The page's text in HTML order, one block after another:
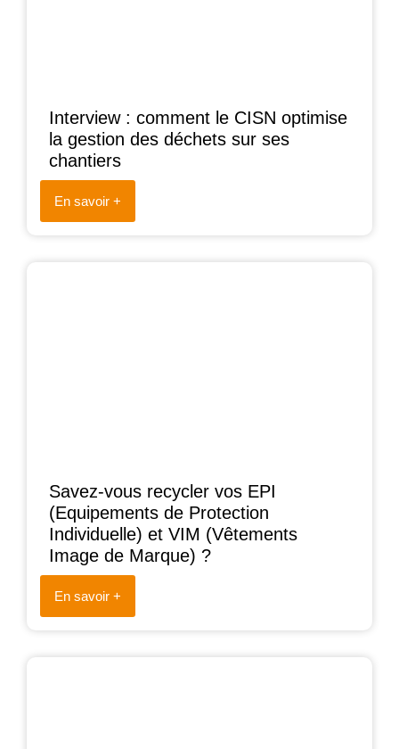
Interview : comment le CISN optimise
la gestion des déchets sur ses
chantiers
En savoir +
Savez-vous recycler vos EPI
(Equipements de Protection
Individuelle) et VIM (Vêtements
Image de Marque) ?
En savoir +